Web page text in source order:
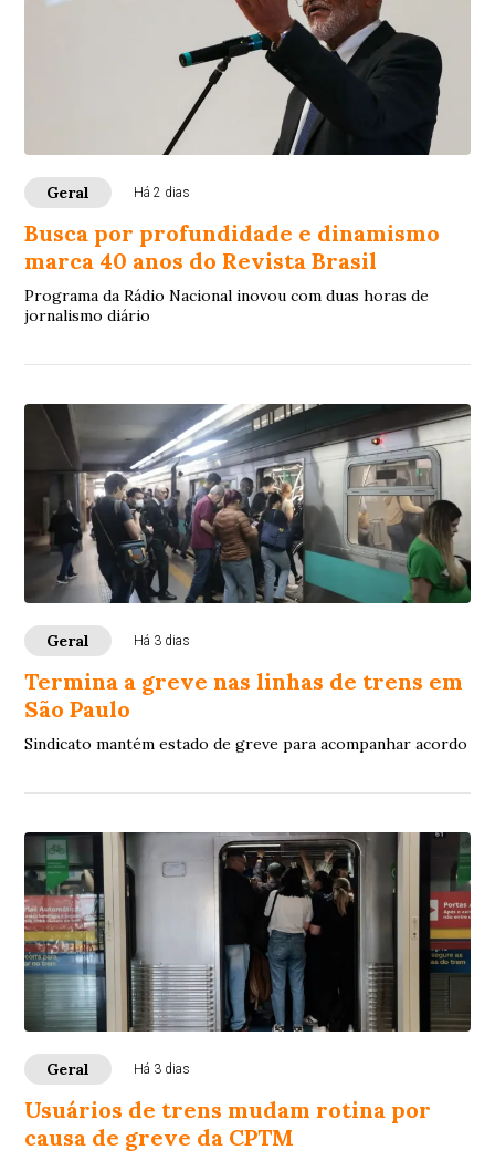
Geral Há 2 dias
Busca por profundidade e dinamismo
marca 40 anos do Revista Brasil
Programa da Rádio Nacional inovou com duas horas de
jornalismo diário
Geral Há 3 dias
Termina a greve nas linhas de trens em
São Paulo
Sindicato mantém estado de greve para acompanhar acordo
Geral Há 3 dias
Usuários de trens mudam rotina por
causa de greve da CPTM